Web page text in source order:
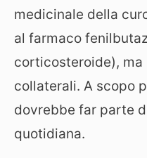
medicinale della
al farmaco
corticosteroide),
collaterali. A scopo
dovrebbe far parte
quotidiana.